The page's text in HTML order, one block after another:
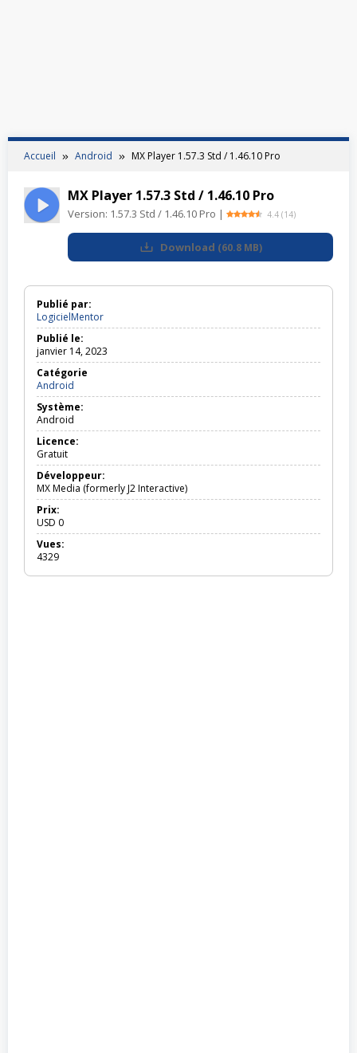
Accueil Android MX Player 1.57.3 Std / 1.46.10 Pro
MX Player 1.57.3 Std / 1.46.10 Pro
Version: 1.57.3 Std / 1.46.10 Pro | 4.4 (14)
Download (60.8 MB)
Publié par:
LogicielMentor
Publié le:
janvier 14, 2023
Catégorie
Android
Système:
Android
Licence:
Gratuit
Développeur:
MX Media (formerly J2 Interactive)
Prix:
USD 0
Vues:
4329